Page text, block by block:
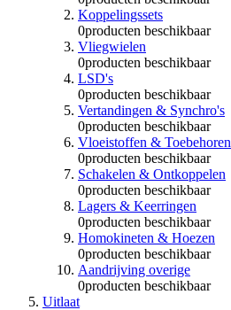
Koppelingssets
0producten beschikbaar
Vliegwielen
0producten beschikbaar
LSD's
0producten beschikbaar
Vertandingen & Synchro's
0producten beschikbaar
Vloeistoffen & Toebehoren
0producten beschikbaar
Schakelen & Ontkoppelen
0producten beschikbaar
Lagers & Keerringen
0producten beschikbaar
Homokineten & Hoezen
0producten beschikbaar
Aandrijving overige
0producten beschikbaar
Uitlaat